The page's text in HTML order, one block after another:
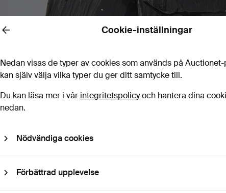
Back Cookie-inställningar
Nedan visas de typer av cookies som används på
kan själv välja vilka typer du ger ditt samtycke till.
Du kan läsa mer i vår integritetspolicyoch hantera dina
nedan.
Nödvändiga cookies
Förbättrad upplevelse